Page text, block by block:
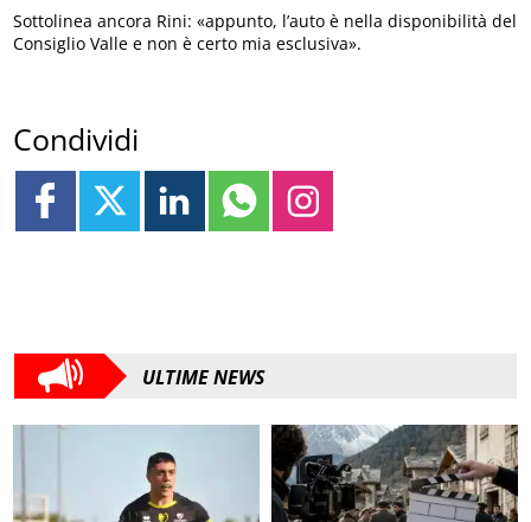
Sottolinea ancora Rini: «appunto, l’auto è nella disponibilità del
Consiglio Valle e non è certo mia esclusiva».
Condividi
ULTIME NEWS